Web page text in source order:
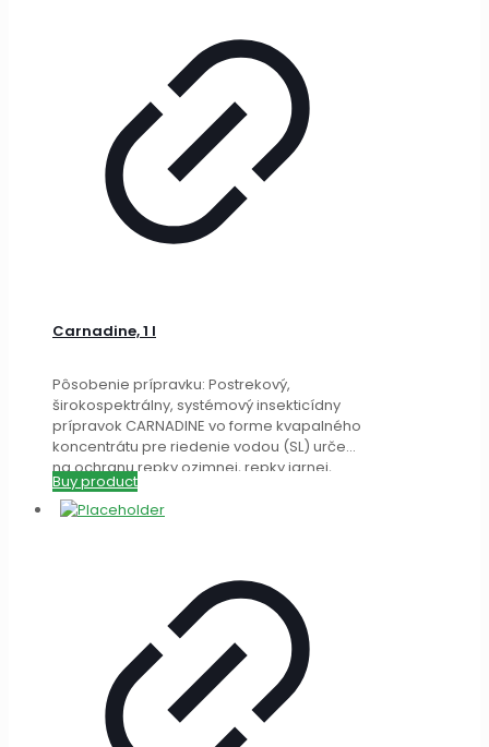
Carnadine, 1 l
Pôsobenie prípravku: Postrekový,
širokospektrálny, systémový insekticídny
prípravok CARNADINE vo forme kvapalného
koncentrátu pre riedenie vodou (SL) určený
na ochranu repky ozimnej, repky jarnej,
kukurice, zemiaku a
Buy product